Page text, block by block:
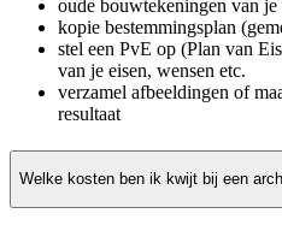
oude bouwtekeningen van
kopie bestemmingsplan
stel een PvE op (Plan van
van je eisen, wensen etc.
verzamel afbeeldingen of
resultaat
Welke kosten ben ik kwijt bij een